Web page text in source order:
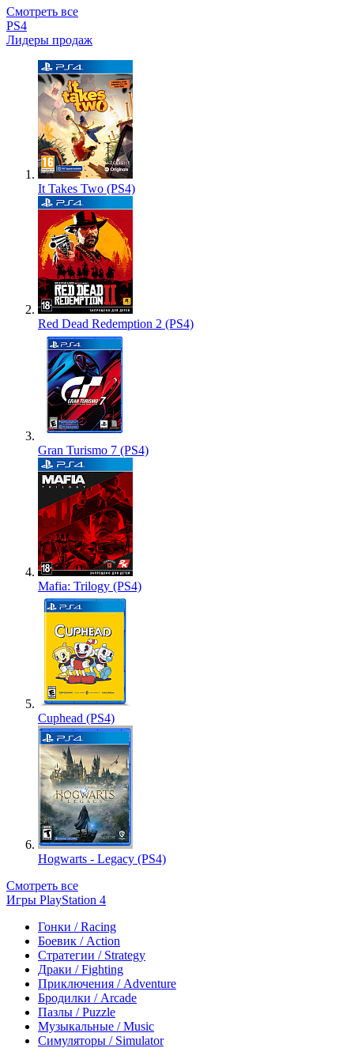
Смотреть все
PS4
Лидеры продаж
It Takes Two (PS4)
Red Dead Redemption 2 (PS4)
Gran Turismo 7 (PS4)
Mafia: Trilogy (PS4)
Cuphead (PS4)
Hogwarts - Legacy (PS4)
Смотреть все
Игры PlayStation 4
Гонки / Racing
Боевик / Action
Стратегии / Strategy
Драки / Fighting
Приключения / Adventure
Бродилки / Arcade
Пазлы / Puzzle
Музыкальные / Music
Симуляторы / Simulator